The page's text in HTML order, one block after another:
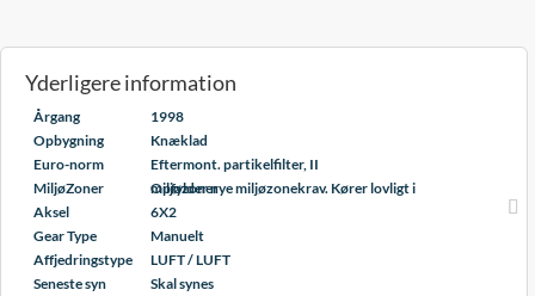
Yderligere information
Årgang
1998
Opbygning
Knæklad
Euro-norm
Eftermont. partikelfilter, II
MiljøZoner
Opfylder nye miljøzonekrav. Kører lovligt i miljøzoner
Aksel
6X2
Gear Type
Manuelt
Affjedringstype
LUFT / LUFT
Seneste syn
Skal synes